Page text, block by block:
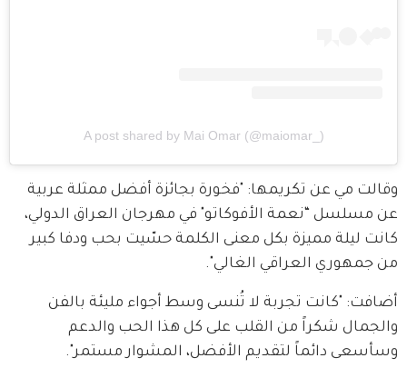
A post shared by Mai Omar (@maiomar_)
وقالت مي عن تكريمها: "فخورة بجائزة أفضل ممثلة عربية
عن مسلسل “نعمة الأفوكاتو" في مهرجان العراق الدولي،
كانت ليلة مميزة بكل معنى الكلمة حسّيت بحب ودفا كبير
من جمهوري العراقي الغالي".
أضافت: "كانت تجربة لا تُنسى وسط أجواء مليئة بالفن
والجمال شكراً من القلب على كل هذا الحب والدعم
وسأسعى دائماً لتقديم الأفضل، المشوار مستمر".